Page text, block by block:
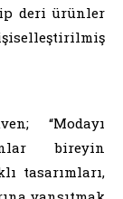
deri ürünler
“Modayı
bireyin
tasarımları,